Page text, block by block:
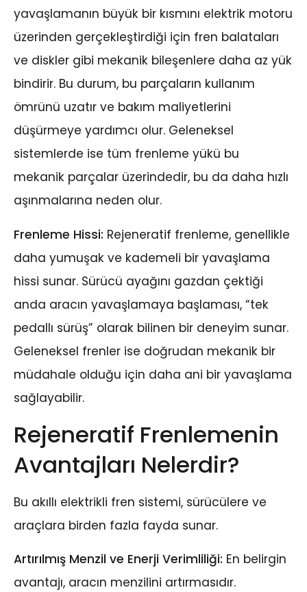
yavaşlamanın büyük bir kısmını elektrik motoru
üzerinden gerçekleştirdiği için fren balataları
ve diskler gibi mekanik bileşenlere daha az yük
bindirir. Bu durum, bu parçaların kullanım
ömrünü uzatır ve bakım maliyetlerini
düşürmeye yardımcı olur. Geleneksel
sistemlerde ise tüm frenleme yükü bu
mekanik parçalar üzerindedir, bu da daha hızlı
aşınmalarına neden olur.
Frenleme Hissi: Rejeneratif frenleme, genellikle
daha yumuşak ve kademeli bir yavaşlama
hissi sunar. Sürücü ayağını gazdan çektiği
anda aracın yavaşlamaya başlaması, “tek
pedallı sürüş” olarak bilinen bir deneyim sunar.
Geleneksel frenler ise doğrudan mekanik bir
müdahale olduğu için daha ani bir yavaşlama
sağlayabilir.
Rejeneratif Frenlemenin
Avantajları Nelerdir?
Bu akıllı elektrikli fren sistemi, sürücülere ve
araçlara birden fazla fayda sunar.
Artırılmış Menzil ve Enerji Verimliliği: En belirgin
avantajı, aracın menzilini artırmasıdır.